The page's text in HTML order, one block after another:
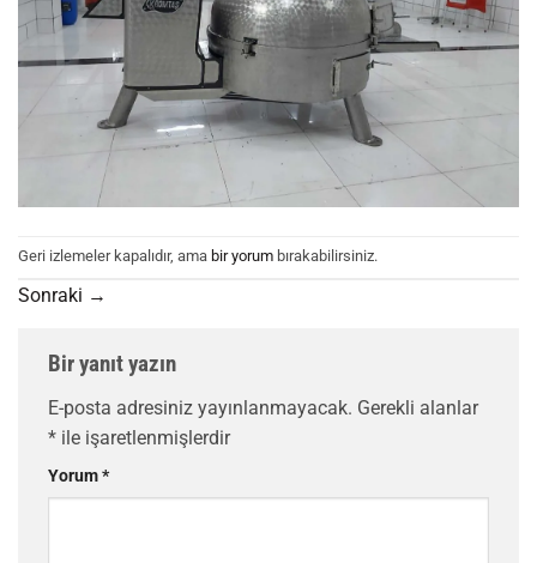
Geri izlemeler kapalıdır, ama bir yorum bırakabilirsiniz.
Sonraki →
Bir yanıt yazın
E-posta adresiniz yayınlanmayacak. Gerekli alanlar
* ile işaretlenmişlerdir
Yorum*